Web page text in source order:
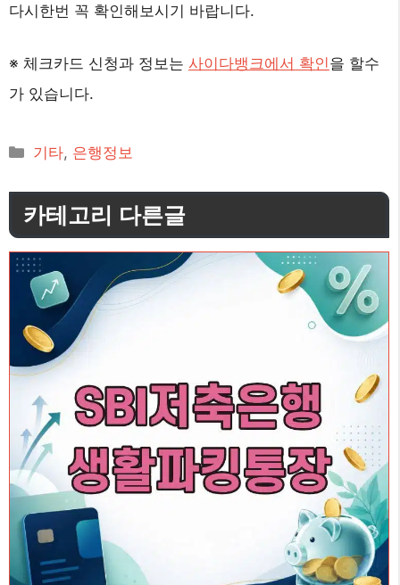
다시한번 꼭 확인해보시기 바랍니다.
※ 체크카드 신청과 정보는 사이다뱅크에서 확인을 할수
가 있습니다.
카
고
리
기타, 은행정보
카테고리 다른글